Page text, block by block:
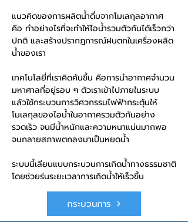
แนวคิดของการผลิตน้ำดื่มจากโมเลกุลอากาศ
คือ ทำอย่างไรที่จะทำให้ไอน้ำรวมตัวกันได้เร็วกว่า
ปกติ และสร้างปรากฏการณ์ฝนตกในเครื่องผลิด
น้ำของเรา
เทคโนโลยี่ที่เราคิดค้นขึ้น คือการนำอากาศจำนวน
มหาศาลที่อยู่รอบ ๆ ตัวเราเข้าไปภายในระบบ
แล้วใช้กระบวนการวิศวกรรมไฟฟ้ากระตุ้นให้
โมเลกุลของไอน้ำในอากาศรวมตัวกันอย่าง
รวดเร็ว จนมีน้ำหนักและความหนาแน่นมากพอ
จนกลายสภาพตกลงมาเป็นหยดน้ำ
ระบบนี้เลียนแบบกระบวนการเกิดน้ำทางธรรมชาติ
โดยช่วยร่นระยะเวลาการเกิดน้ำให้เร็วขึ้น
กระบวนการ